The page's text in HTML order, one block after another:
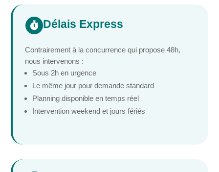
 Délais Express
Contrairement à la concurrence qui propose 48h,
nous intervenons :
Sous 2h en urgence
Le même jour pour demande standard
Planning disponible en temps réel
Intervention weekend et jours fériés